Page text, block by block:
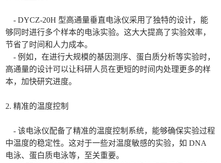
- DYCZ-20H 型高通量垂直电泳仪采用了独特的设计，能
够同时进行多个样本的电泳实验。这大大提高了实验效率，
节省了时间和人力成本。
- 例如，在进行大规模的基因测序、蛋白质分析等实验时，
高通量的设计可以让科研人员在更短的时间内处理更多的样
本，加快研究进度。
2. 精准的温度控制
- 该电泳仪配备了精准的温度控制系统，能够确保实验过程
中温度的稳定性。这对于一些对温度敏感的实验，如 DNA
电泳、蛋白质电泳等，至关重要。